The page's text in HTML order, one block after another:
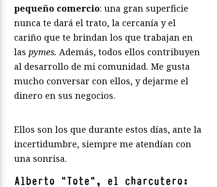
pequeño comercio: una gran superficie
nunca te dará el trato, la cercanía y el
cariño que te brindan los que trabajan en
las pymes. Además, todos ellos contribuyen
al desarrollo de mi comunidad. Me gusta
mucho conversar con ellos, y dejarme el
dinero en sus negocios.
Ellos son los que durante estos días, ante la
incertidumbre, siempre me atendían con
una sonrisa.
Alberto “Tote”, el charcutero: